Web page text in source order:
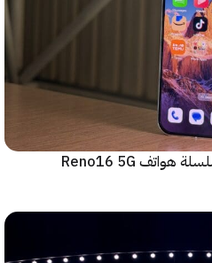
شركة Oppo تكشف النقاب عن سلسلة هواتف Reno16 5G